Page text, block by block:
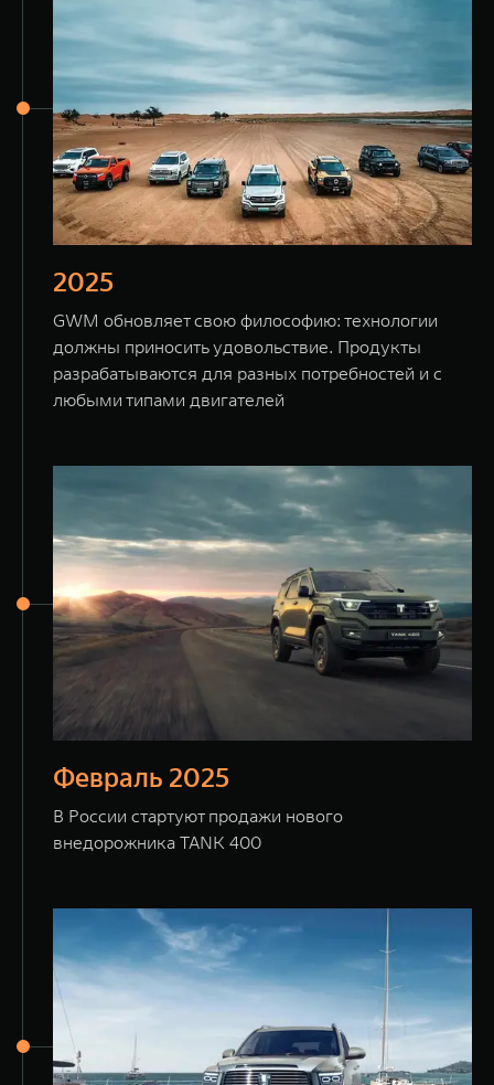
2025
GWM обновляет свою философию: технологии
должны приносить удовольствие. Продукты
разрабатываются для разных потребностей и с
любыми типами двигателей
Февраль 2025
В России стартуют продажи нового
внедорожника TANK 400